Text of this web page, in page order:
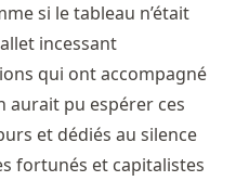
si le tableau n’était
incessant
qui ont accompagné
aurait pu espérer ces
et dédiés au silence
fortunés et capitalistes